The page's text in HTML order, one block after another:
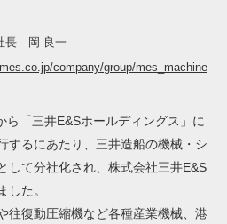
長 岡 良一
company/group/mes_machine
「三井E&Sホールディングス」に
するにあたり、三井造船の機械・シ
して分社化され、株式会社三井E&S
した。
往復動圧縮機など各種産業機械、港